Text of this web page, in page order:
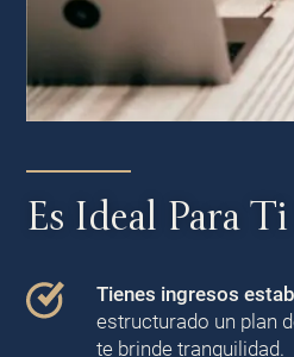
Es Ideal Para
Tienes ingresos
estructurado un plan
te brinde tranquilidad.